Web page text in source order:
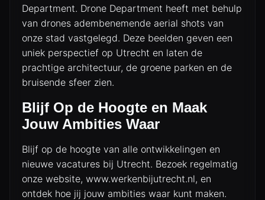
ACTION & MOTORSPORTS
DRONESHOWS
DIENSTENOVERZICHT
Department. Drone Department heeft met behulp
van drones adembenemende aerial shots van
onze stad vastgelegd. Deze beelden geven een
uniek perspectief op Utrecht en laten de
prachtige architectuur, de groene parken en de
bruisende sfeer zien.
Blijf Op de Hoogte en Maak
Jouw Ambities Waar
Blijf op de hoogte van alle ontwikkelingen en
nieuwe vacatures bij Utrecht. Bezoek regelmatig
onze website, www.werkenbijutrecht.nl, en
ontdek hoe jij jouw ambities waar kunt maken.